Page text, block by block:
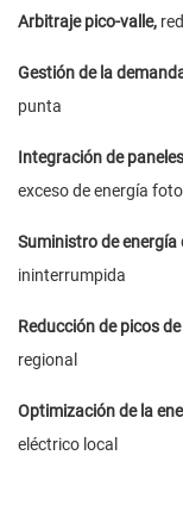
Arbitraje pico-valle,
Gestión de la
punta
Integración de
exceso de energía
Suministro de energía
ininterrumpida
Reducción de picos
regional
Optimización de la
eléctrico local